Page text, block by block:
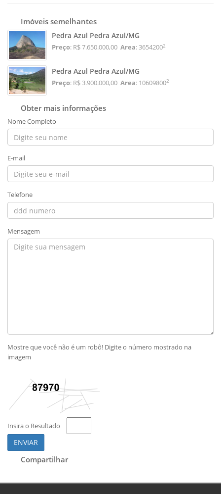
Imóveis semelhantes
Pedra Azul Pedra Azul/MG
Preço: R$ 7.650.000,00 Area: 36542002
Pedra Azul Pedra Azul/MG
Preço: R$ 3.900.000,00 Area: 106098002
Obter mais informações
Nome Completo
E-mail
Telefone
Mensagem
Mostre que você não é um robô! Digite o número mostrado na
imagem
Insira o Resultado
ENVIAR
Compartilhar